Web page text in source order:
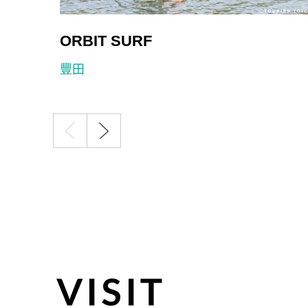
ORBIT SURF
豐田